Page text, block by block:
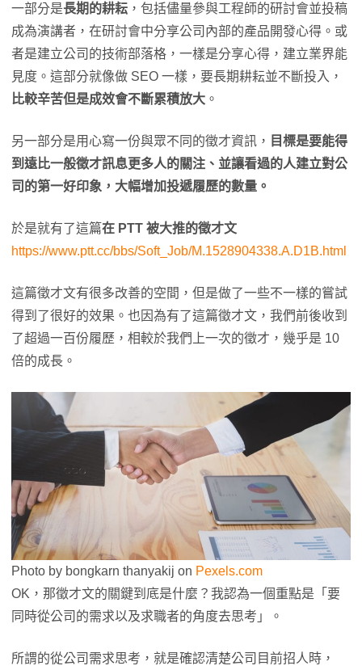
一部分是長期的耕耘 ，包括儘量參與工程師的研討會並投稿
成為演講者，在研討會中分享公司內部的產品開發心得。或
者是建立公司的技術部落格，一樣是分享心得，建立業界能
見度。這部分就像做 SEO 一樣，要長期耕耘並不斷投入，
比較辛苦但是成效會不斷累積放大 。
另一部分是用心寫一份與眾不同的徵才資訊， 目標是要能得
到遠比一般徵才訊息更多人的關注、並讓看過的人建立對公
司的第一好印象，大幅增加投遞履歷的數量。
於是就有了這篇在 PTT 被大推的徵才文
https://www.ptt.cc/bbs/Soft_Job/M.1528904338.A.D1B.html
這篇徵才文有很多改善的空間，但是做了一些不一樣的嘗試
得到了很好的效果。也因為有了這篇徵才文，我們前後收到
了超過一百份履歷，相較於我們上一次的徵才，幾乎是 10
倍的成長。
Photo by bongkarn thanyakij on Pexels.com
OK，那徵才文的關鍵到底是什麼？我認為一個重點是「要
同時從公司的需求以及求職者的角度去思考」。
所謂的從公司需求思考，就是確認清楚公司目前招人時，